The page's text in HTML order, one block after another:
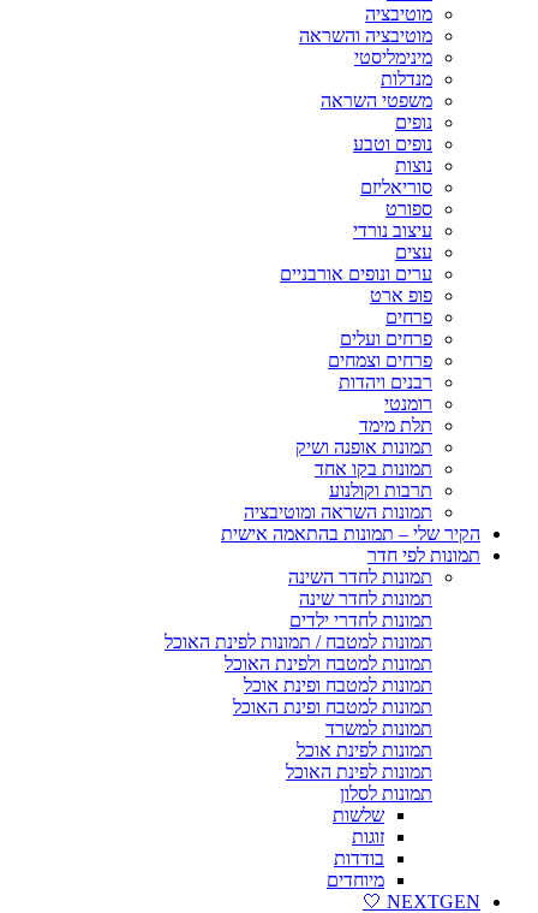
מוטיבציה
מוטיבציה והשראה
מינימליסטי
מנדלות
משפטי השראה
נופים
נופים וטבע
נוצות
סוריאליזם
ספורט
עיצוב נורדי
עצים
ערים ונופים אורבניים
פופ ארט
פרחים
פרחים ועלים
פרחים וצמחים
רבנים ויהדות
רומנטי
תלת מימד
תמונות אופנה ושיק
תמונות בקו אחד
תרבות וקולנוע
תמונות השראה ומוטיבציה
הקיר שלי – תמונות בהתאמה אישית
תמונות לפי חדר
תמונות לחדר השינה
תמונות לחדר שינה
תמונות לחדרי ילדים
תמונות למטבח / תמונות לפינת האוכל
תמונות למטבח ולפינת האוכל
תמונות למטבח ופינת אוכל
תמונות למטבח ופינת האוכל
תמונות למשרד
תמונות לפינת אוכל
תמונות לפינת האוכל
תמונות לסלון
שלשות
זוגות
בודדות
מיוחדים
NEXTGEN 🤍